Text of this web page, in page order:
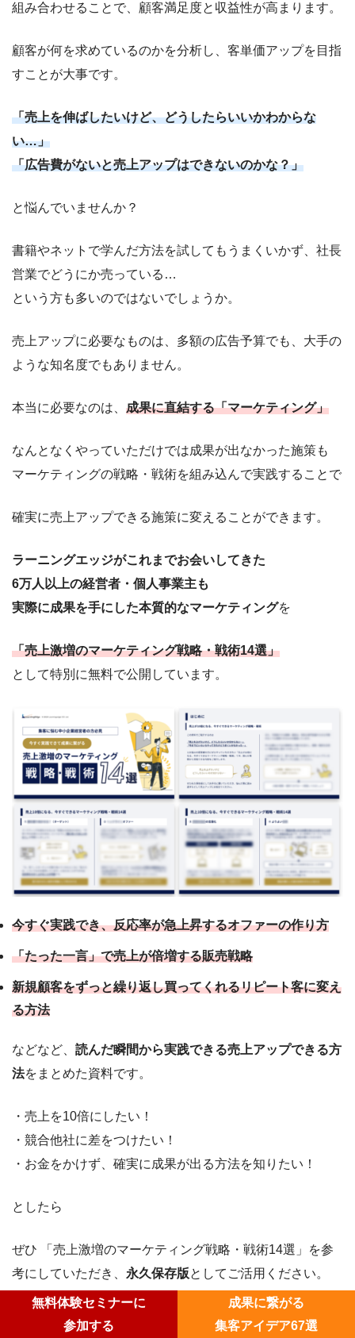
組み合わせることで、顧客満足度と収益性が高まります。
顧客が何を求めているのかを分析し、客単価アップを目指
すことが大事です。
「売上を伸ばしたいけど、どうしたらいいかわからな
い…」
「広告費がないと売上アップはできないのかな？」
と悩んでいませんか？
書籍やネットで学んだ方法を試してもうまくいかず、社長
営業でどうにか売っている…
という方も多いのではないでしょうか。
売上アップに必要なものは、多額の広告予算でも、大手の
ような知名度でもありません。
本当に必要なのは、 成果に直結する「マーケティング」
なんとなくやっていただけでは成果が出なかった施策も
マーケティングの戦略・戦術を組み込んで実践することで
確実に売上アップできる施策に変えることができます。
ラーニングエッジがこれまでお会いしてきた
6万人以上の経営者・個人事業主も
実際に成果を手にした本質的なマーケティングを
「売上激増のマーケティング戦略・戦術14選」
として特別に無料で公開しています。
今すぐ実践でき、反応率が急上昇するオファーの作り方
「たった一言」で売上が倍増する販売戦略
新規顧客をずっと繰り返し買ってくれるリピート客に変え
る方法
などなど、 読んだ瞬間から実践できる売上アップできる方
法をまとめた資料です。
・売上を10倍にしたい！
・競合他社に差をつけたい！
・お金をかけず、確実に成果が出る方法を知りたい！
としたら
ぜひ 「売上激増のマーケティング戦略・戦術14選」を参
考にしていただき、 永久保存版としてご活用ください。
資料は今だけの限定公開となっております。
無料体験セミナーに
参加する
成果に繋がる
集客アイデア67選